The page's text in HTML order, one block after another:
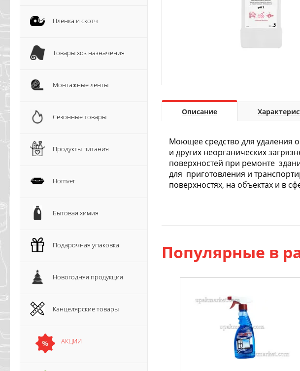
Пленка и скотч
Товары хоз назначения
Монтажные ленты
Сезонные товары
Продукты питания
Homver
Бытовая химия
Подарочная упаковка
Новогодняя продукция
Канцелярские товары
АКЦИИ
Описание
Моющее средство для удаления
и других неорганических
поверхностей при ремонте
для приготовления и
поверхностях, на объектах и в
Популярные в